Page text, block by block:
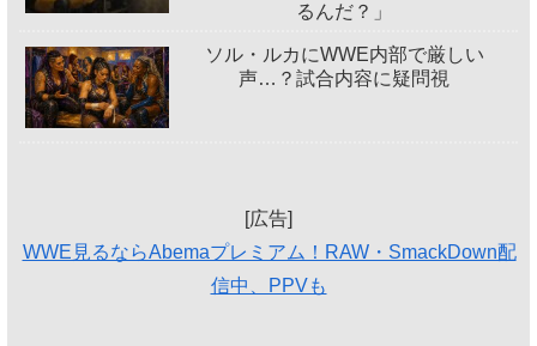
るんだ？」
ソル・ルカにWWE内部で厳しい
声…？試合内容に疑問視
[広告]
WWE見るならAbemaプレミアム！RAW・SmackDown配
信中、PPVも